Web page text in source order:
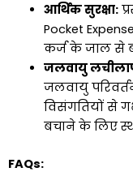
आर्थिक सुरक्षा:
Pocket
कर्ज के जाल से
जलवायु
जलवायु
विसंगतियों से
बचाने के लिए
FAQs: